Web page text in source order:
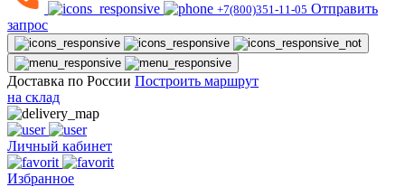
+7(800)351-11-05 Отправить
запрос
Доставка по России Построить маршрут
на склад
Личный кабинет
Избранное